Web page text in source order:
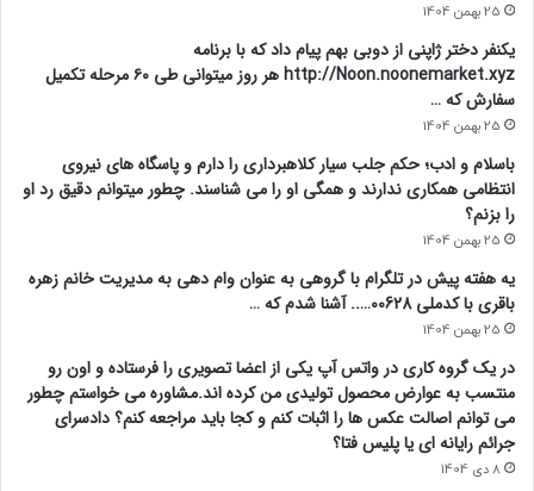
25 بهمن 1404
یکنفر دختر ژاپنی از دوبی بهم پیام داد که با برنامه
http://Noon.noonemarket.xyz هر روز میتوانی طی ۶۰ مرحله تکمیل
سفارش که …
25 بهمن 1404
باسلام و ادب؛ حکم جلب سیار کلاهبرداری را دارم و پاسگاه های نیروی
انتظامی همکاری ندارند و همگی او را می شناسند. چطور میتوانم دقیق رد او
را بزنم؟
25 بهمن 1404
یه هفته پیش در تلگرام با گروهی به عنوان وام دهی به مدیریت خانم زهره
باقری با کدملی 00628….. آشنا شدم که …
25 بهمن 1404
در یک گروه کاری در واتس آپ یکی از اعضا تصویری را فرستاده و اون رو
منتسب به عوارض محصول تولیدی من کرده اند.مشاوره می خواستم چطور
می توانم اصالت عکس ها را اثبات کنم و کجا باید مراجعه کنم؟ دادسرای
جرائم رایانه ای یا پلیس فتا؟
8 دی 1404